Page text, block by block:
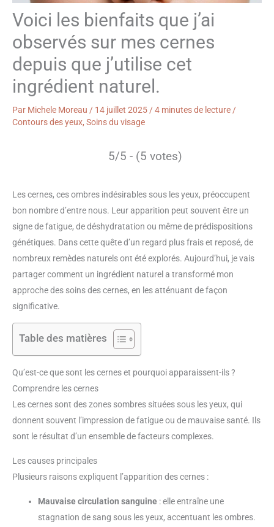
Voici les bienfaits que j’ai
observés sur mes cernes
depuis que j’utilise cet
ingrédient naturel.
Par Michele Moreau / 14 juillet 2025/4 minutes de lecture/
Contours des yeux, Soins du visage
5/5 - (5 votes)
Les cernes, ces ombres indésirables sous les yeux, préoccupent
bon nombre d’entre nous. Leur apparition peut souvent être un
signe de fatigue, de déshydratation ou même de prédispositions
génétiques. Dans cette quête d’un regard plus frais et reposé, de
nombreux remèdes naturels ont été explorés. Aujourd’hui, je vais
partager comment un ingrédient naturel a transformé mon
approche des soins des cernes, en les atténuant de façon
significative.
Table des matières
Qu’est-ce que sont les cernes et pourquoi apparaissent-ils ?
Comprendre les cernes
Les cernes sont des zones sombres situées sous les yeux, qui
donnent souvent l’impression de fatigue ou de mauvaise santé. Ils
sont le résultat d’un ensemble de facteurs complexes.
Les causes principales
Plusieurs raisons expliquent l’apparition des cernes :
Mauvaise circulation sanguine : elle entraîne une
stagnation de sang sous les yeux, accentuant les ombres.